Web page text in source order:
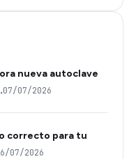
nueva autoclave
07/07/2026
correcto para tu
07/2026